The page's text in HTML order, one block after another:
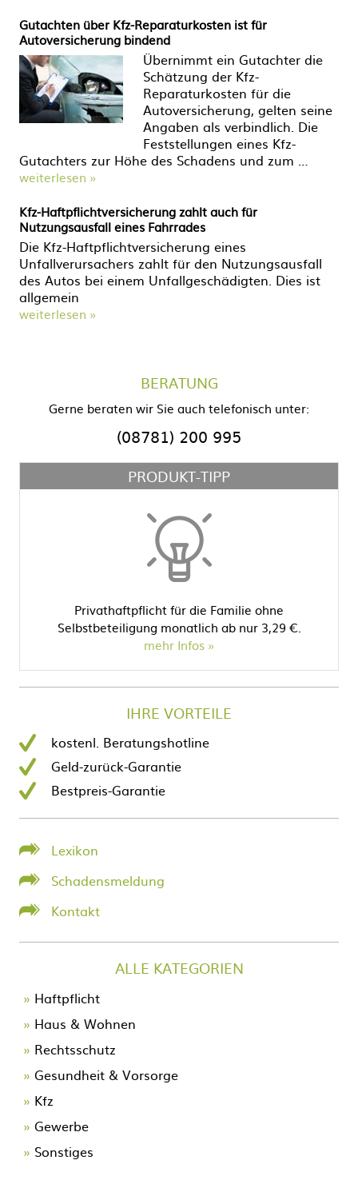
Gutachten über Kfz-Reparaturkosten ist für
Autoversicherung bindend
Übernimmt ein Gutachter die
Schätzung der Kfz-
Reparaturkosten für die
Autoversicherung, gelten seine
Angaben als verbindlich. Die
Feststellungen eines Kfz-
Gutachters zur Höhe des Schadens und zum …
weiterlesen »
Kfz-Haftpflichtversicherung zahlt auch für
Nutzungsausfall eines Fahrrades
Die Kfz-Haftpflichtversicherung eines
Unfallverursachers zahlt für den Nutzungsausfall
des Autos bei einem Unfallgeschädigten. Dies ist
allgemein
weiterlesen »
BERATUNG
Gerne beraten wir Sie auch telefonisch unter:
(08781) 200 995
PRODUKT-TIPP
Privathaftpflicht für die Familie ohne
Selbstbeteiligung monatlich ab nur 3,29 €.
mehr Infos
IHRE VORTEILE
kostenl. Beratungshotline
Geld-zurück-Garantie
Bestpreis-Garantie
Lexikon
Schadensmeldung
Kontakt
ALLE KATEGORIEN
Navigation
überspringen
Haftpflicht
Haus & Wohnen
Rechtsschutz
Gesundheit & Vorsorge
Kfz
Gewerbe
Sonstiges